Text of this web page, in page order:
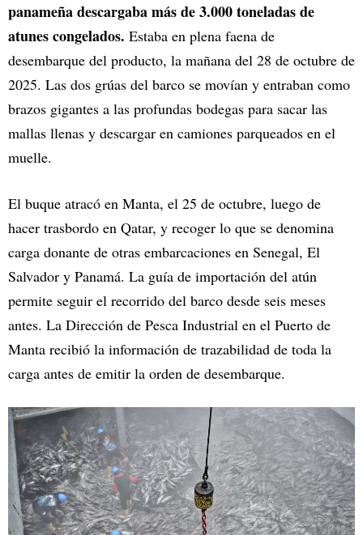
panameña descargaba más de 3.000 toneladas de
atunes congelados. Estaba en plena faena de
desembarque del producto, la mañana del 28 de octubre de
2025. Las dos grúas del barco se movían y entraban como
brazos gigantes a las profundas bodegas para sacar las
mallas llenas y descargar en camiones parqueados en el
muelle.
El buque atracó en Manta, el 25 de octubre, luego de
hacer trasbordo en Qatar, y recoger lo que se denomina
carga donante de otras embarcaciones en Senegal, El
Salvador y Panamá. La guía de importación del atún
permite seguir el recorrido del barco desde seis meses
antes. La Dirección de Pesca Industrial en el Puerto de
Manta recibió la información de trazabilidad de toda la
carga antes de emitir la orden de desembarque.